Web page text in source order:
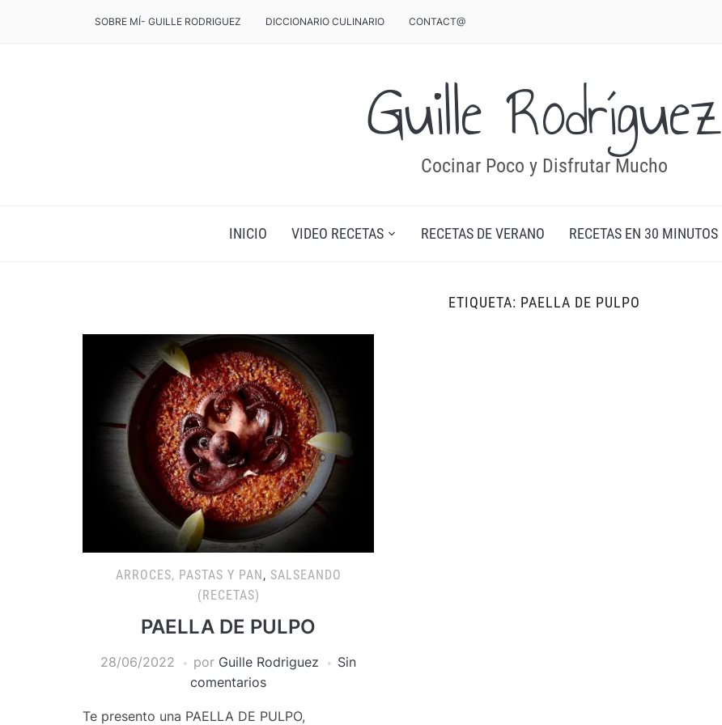
SOBRE MÍ- GUILLE RODRIGUEZ DICCIONARIO CULINARIO CONTACT@
Guille Rodríguez
Cocinar Poco y Disfrutar Mucho
INICIO VIDEO RECETAS RECETAS DE VERANO RECETAS EN 30 MINUTOS
ETIQUETA: PAELLA DE PULPO
ARROCES, PASTAS Y PAN, SALSEANDO
(RECETAS)
PAELLA DE PULPO
28/06/2022 por Guille Rodriguez
Sin
comentarios
Te presento una PAELLA DE PULPO,